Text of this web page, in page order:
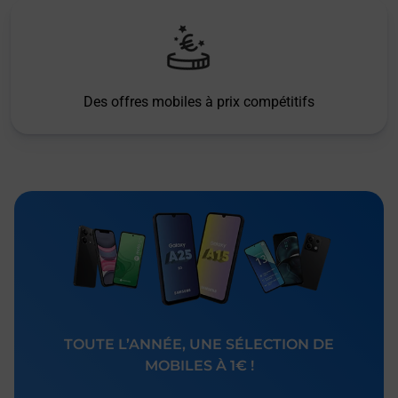
Des offres mobiles à prix compétitifs
TOUTE L’ANNÉE, UNE SÉLECTION DE
MOBILES À 1€ !